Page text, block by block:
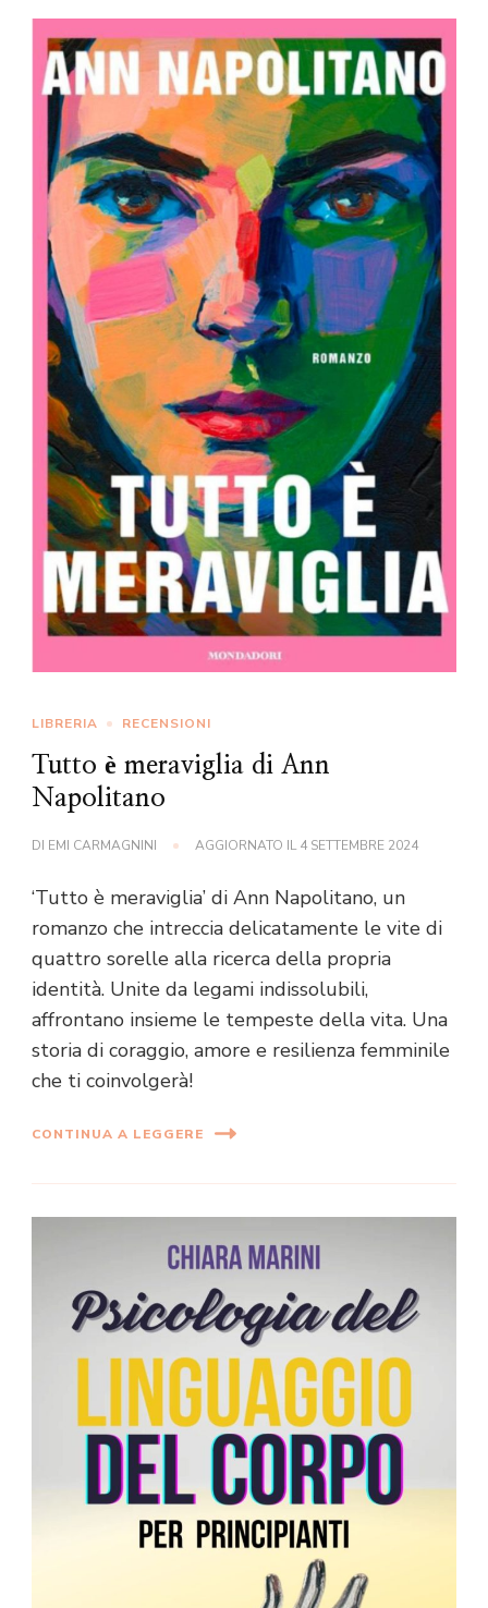
LIBRERIA RECENSIONI
Tutto è meraviglia di Ann
Napolitano
DI EMI CARMAGNINI AGGIORNATO IL4 SETTEMBRE 2024
‘Tutto è meraviglia’ di Ann Napolitano, un
romanzo che intreccia delicatamente le vite di
quattro sorelle alla ricerca della propria
identità. Unite da legami indissolubili,
affrontano insieme le tempeste della vita. Una
storia di coraggio, amore e resilienza femminile
che ti coinvolgerà!
CONTINUA A LEGGERE